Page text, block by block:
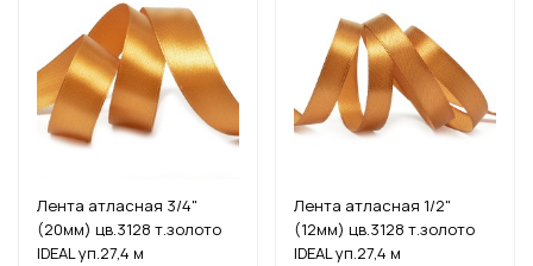
Лента атласная 3/4"
(20мм) цв.3128 т.золото
IDEAL уп.27,4 м
Лента атласная 1/2"
(12мм) цв.3128 т.золото
IDEAL уп.27,4 м